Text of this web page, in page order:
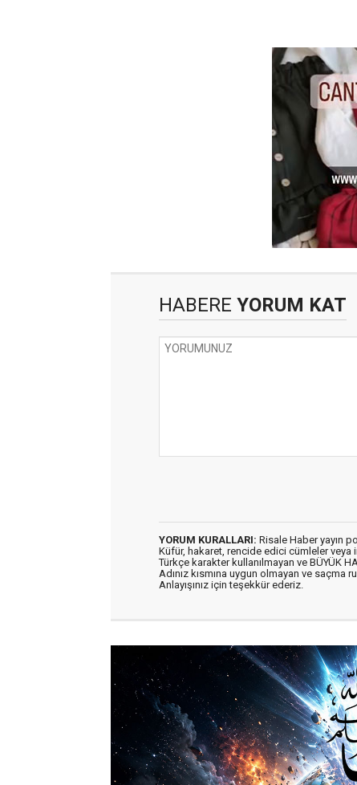
HABERE YORUM KAT
YORUM KURALLARI: Risale Haber yayın
Küfür, hakaret, rencide edici cümleler veya
Türkçe karakter kullanılmayan ve BÜYÜK
Adınız kısmına uygun olmayan ve saçma
Anlayışınız için teşekkür ederiz.